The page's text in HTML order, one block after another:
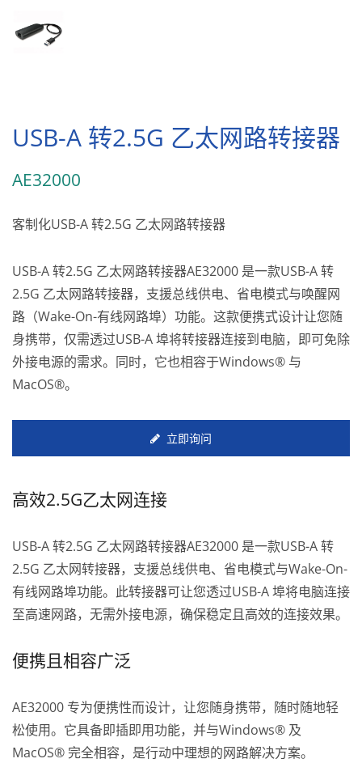
USB-A 转2.5G 乙太网路转接器
AE32000
客制化USB-A 转2.5G 乙太网路转接器
USB-A 转2.5G 乙太网路转接器AE32000 是一款USB-A 转
2.5G 乙太网路转接器，支援总线供电、省电模式与唤醒网
路（Wake-On-有线网路埠）功能。这款便携式设计让您随
身携带，仅需透过USB-A 埠将转接器连接到电脑，即可免除
外接电源的需求。同时，它也相容于Windows® 与
MacOS®。
立即询问
高效2.5G乙太网连接
USB-A 转2.5G 乙太网路转接器AE32000 是一款USB-A 转
2.5G 乙太网转接器，支援总线供电、省电模式与Wake-On-
有线网路埠功能。此转接器可让您透过USB-A 埠将电脑连接
至高速网路，无需外接电源，确保稳定且高效的连接效果。
便携且相容广泛
AE32000 专为便携性而设计，让您随身携带，随时随地轻
松使用。它具备即插即用功能，并与Windows® 及
MacOS® 完全相容，是行动中理想的网路解决方案。